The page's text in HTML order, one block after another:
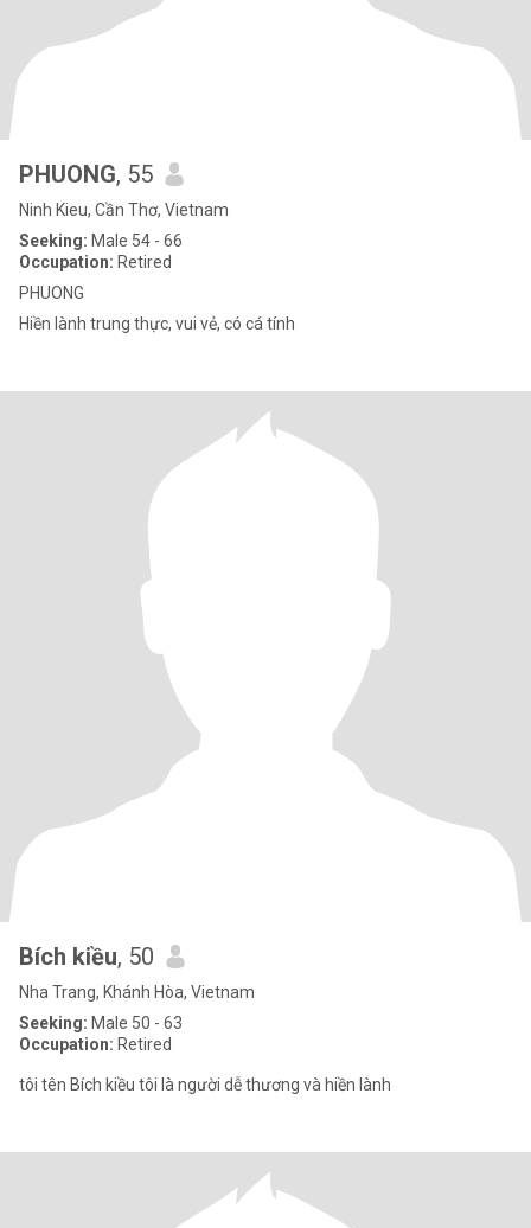
PHUONG, 55
Ninh Kieu, Cần Thơ, Vietnam
Seeking: Male 54 - 66
Occupation: Retired
PHUONG
Hiền lành trung thực, vui vẻ, có cá tính
Bích kiều, 50
Nha Trang, Khánh Hòa, Vietnam
Seeking: Male 50 - 63
Occupation: Retired
tôi tên Bích kiều tôi là người dễ thương và hiền lành